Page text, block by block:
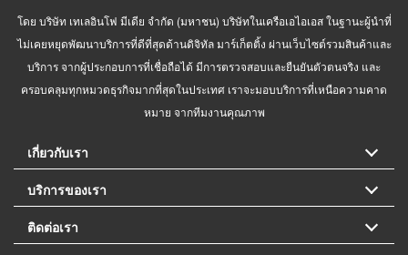
โดย บริษัท เทเลอินโฟ มีเดีย จำกัด (มหาชน) บริษัทในเครือเอไอเอส ในฐานะผู้นำที่
ไม่เคยหยุดพัฒนาบริการที่ดีที่สุดด้านดิจิทัล มาร์เก็ตติ้ง ผ่านเว็บไซต์รวมสินค้าและ
บริการ จากผู้ประกอบการที่เชื่อถือได้ มีการตรวจสอบและยืนยันตัวตนจริง และ
ครอบคลุมทุกหมวดธุรกิจมากที่สุดในประเทศ เราจะมอบบริการที่เหนือความคาด
หมาย จากทีมงานคุณภาพ
เกี่ยวกับเรา
บริการของเรา
ติดต่อเรา